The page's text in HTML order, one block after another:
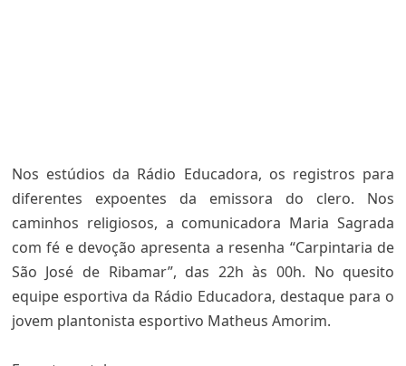
Nos estúdios da Rádio Educadora, os registros para
diferentes expoentes da emissora do clero. Nos
caminhos religiosos, a comunicadora Maria Sagrada
com fé e devoção apresenta a resenha “Carpintaria de
São José de Ribamar”, das 22h às 00h. No quesito
equipe esportiva da Rádio Educadora, destaque para o
jovem plantonista esportivo Matheus Amorim.